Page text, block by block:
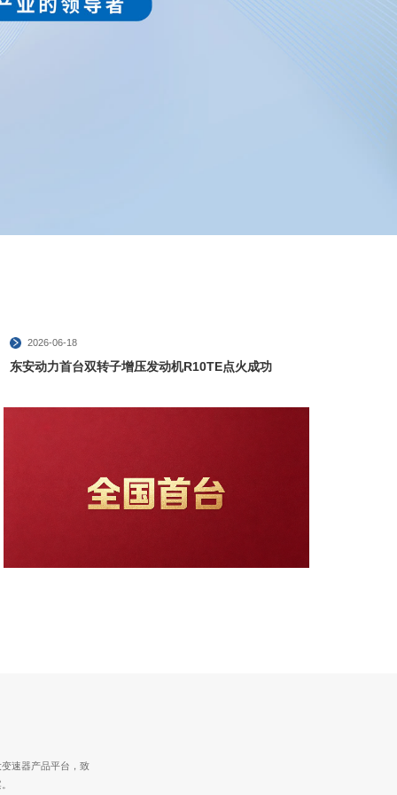
2026-06-18
东安动力首台双转子增压发动机R10TE点火成功
速器产品平台，致